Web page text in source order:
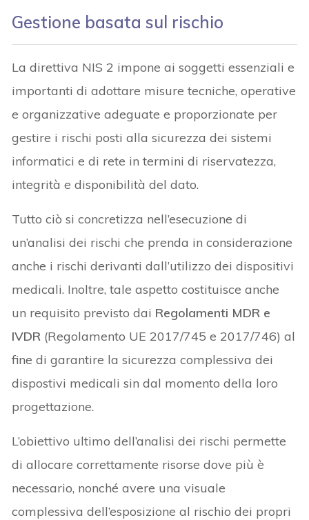
Gestione basata sul rischio
La direttiva NIS 2 impone ai soggetti essenziali e
importanti di adottare misure tecniche, operative
e organizzative adeguate e proporzionate per
gestire i rischi posti alla sicurezza dei sistemi
informatici e di rete in termini di riservatezza,
integrità e disponibilità del dato.
Tutto ciò si concretizza nell’esecuzione di
un’analisi dei rischi che prenda in considerazione
anche i rischi derivanti dall’utilizzo dei dispositivi
medicali. Inoltre, tale aspetto costituisce anche
un requisito previsto dai Regolamenti MDR e
IVDR (Regolamento UE 2017/745 e 2017/746) al
fine di garantire la sicurezza complessiva dei
dispostivi medicali sin dal momento della loro
progettazione.
L’obiettivo ultimo dell’analisi dei rischi permette
di allocare correttamente risorse dove più è
necessario, nonché avere una visuale
complessiva dell’esposizione al rischio dei propri